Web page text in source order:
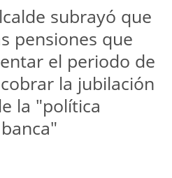
subrayó que
pensiones que
el periodo de
la jubilación
la "política